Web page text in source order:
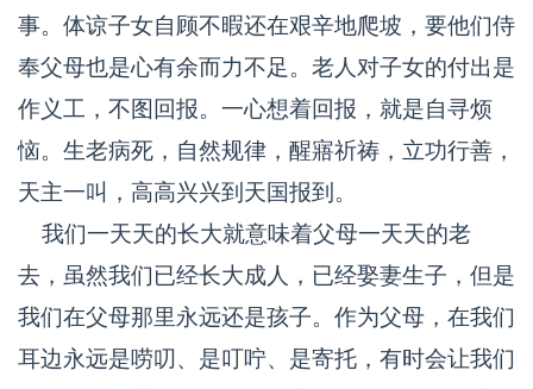
事。体谅子女自顾不暇还在艰辛地爬坡，要他们侍
奉父母也是心有余而力不足。老人对子女的付出是
作义工，不图回报。一心想着回报，就是自寻烦
恼。生老病死，自然规律，醒寤祈祷，立功行善，
天主一叫，高高兴兴到天国报到。
我们一天天的长大就意味着父母一天天的老
去，虽然我们已经长大成人，已经娶妻生子，但是
我们在父母那里永远还是孩子。作为父母，在我们
耳边永远是唠叨、是叮咛、是寄托，有时会让我们